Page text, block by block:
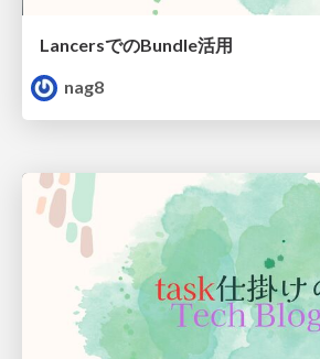
LancersでのBundle活用
nag8